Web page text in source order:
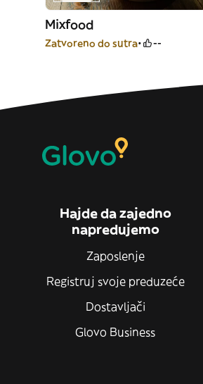
Mixfood
Zatvoreno do sutra --
Hajde da zajedno
napredujemo
Zaposlenje
Registruj svoje preduzeće
Dostavljači
Glovo Business